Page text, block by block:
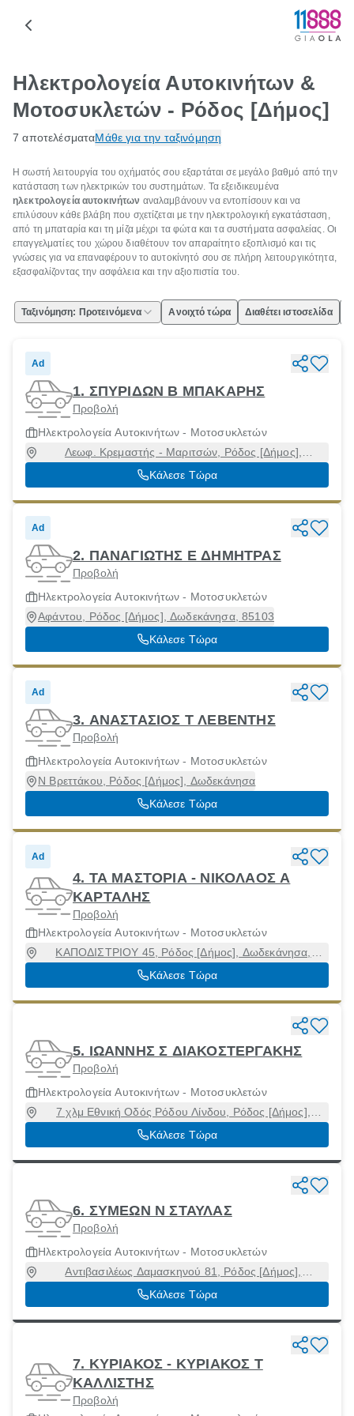
Ηλεκτρολογεία Αυτοκινήτων &
Μοτοσυκλετών - Ρόδος [Δήμος]
7 αποτελέσματαΜάθε για την ταξινόμηση
Η σωστή λειτουργία του οχήματός σου εξαρτάται σε μεγάλο βαθμό από την
κατάσταση των ηλεκτρικών του συστημάτων. Τα εξειδικευμένα
ηλεκτρολογεία αυτοκινήτων αναλαμβάνουν να εντοπίσουν και να
επιλύσουν κάθε βλάβη που σχετίζεται με την ηλεκτρολογική εγκατάσταση,
από τη μπαταρία και τη μίζα μέχρι τα φώτα και τα συστήματα ασφαλείας. Οι
επαγγελματίες του χώρου διαθέτουν τον απαραίτητο εξοπλισμό και τις
γνώσεις για να επαναφέρουν το αυτοκίνητό σου σε πλήρη λειτουργικότητα,
εξασφαλίζοντας την ασφάλεια και την αξιοπιστία του.
Ταξινόμηση: Προτεινόμενα Ανοιχτό τώρα Διαθέτει ιστοσελίδα
Ad
1. ΣΠΥΡΙΔΩΝ Β ΜΠΑΚΑΡΗΣ
Προβολή
Ηλεκτρολογεία Αυτοκινήτων - Μοτοσυκλετών
Λεωφ. Κρεμαστής - Μαριτσών, Ρόδος [Δήμος],
Δωδεκάνησα
Κάλεσε Τώρα
Ad
2. ΠΑΝΑΓΙΩΤΗΣ Ε ΔΗΜΗΤΡΑΣ
Προβολή
Ηλεκτρολογεία Αυτοκινήτων - Μοτοσυκλετών
Αφάντου, Ρόδος [Δήμος], Δωδεκάνησα, 85103
Κάλεσε Τώρα
Ad
3. ΑΝΑΣΤΑΣΙΟΣ Τ ΛΕΒΕΝΤΗΣ
Προβολή
Ηλεκτρολογεία Αυτοκινήτων - Μοτοσυκλετών
Ν Βρεττάκου, Ρόδος [Δήμος], Δωδεκάνησα
Κάλεσε Τώρα
Ad
4. ΤΑ ΜΑΣΤΟΡΙΑ - ΝΙΚΟΛΑΟΣ Α
ΚΑΡΤΑΛΗΣ
Προβολή
Ηλεκτρολογεία Αυτοκινήτων - Μοτοσυκλετών
ΚΑΠΟΔΙΣΤΡΙΟΥ 45, Ρόδος [Δήμος], Δωδεκάνησα,
85100
Κάλεσε Τώρα
5. ΙΩΑΝΝΗΣ Σ ΔΙΑΚΟΣΤΕΡΓΑΚΗΣ
Προβολή
Ηλεκτρολογεία Αυτοκινήτων - Μοτοσυκλετών
7 χλμ Εθνική Οδός Ρόδου Λίνδου, Ρόδος [Δήμος],
Δωδεκάνησα, 85100
Κάλεσε Τώρα
6. ΣΥΜΕΩΝ Ν ΣΤΑΥΛΑΣ
Προβολή
Ηλεκτρολογεία Αυτοκινήτων - Μοτοσυκλετών
Αντιβασιλέως Δαμασκηνού 81, Ρόδος [Δήμος],
Δωδεκάνησα, 85132
Κάλεσε Τώρα
7. ΚΥΡΙΑΚΟΣ - ΚΥΡΙΑΚΟΣ Τ
ΚΑΛΛΙΣΤΗΣ
Προβολή